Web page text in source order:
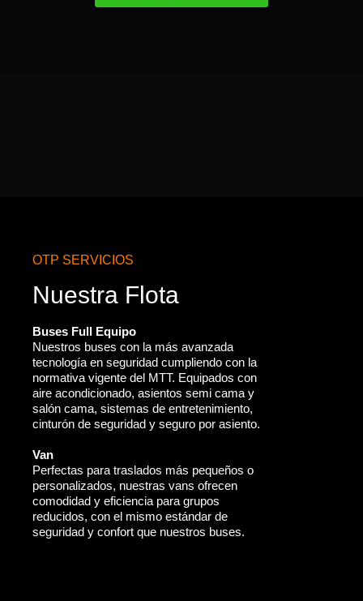
OTP SERVICIOS
Nuestra Flota
Buses Full Equipo
Nuestros buses con la más avanzada
tecnología en seguridad cumpliendo con la
normativa vigente del MTT. Equipados con
aire acondicionado, asientos semi cama y
salón cama, sistemas de entretenimiento,
cinturón de seguridad y seguro por asiento.
Van
Perfectas para traslados más pequeños o
personalizados, nuestras vans ofrecen
comodidad y eficiencia para grupos
reducidos, con el mismo estándar de
seguridad y confort que nuestros buses.